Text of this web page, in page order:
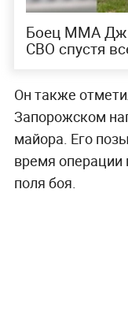
Боец ММА
СВО спустя
Он также
Запорожском
майора. Его
время операции
поля боя.